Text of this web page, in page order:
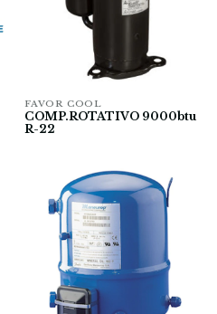
FAVOR COOL
COMP.ROTATIVO 9000btu
R-22